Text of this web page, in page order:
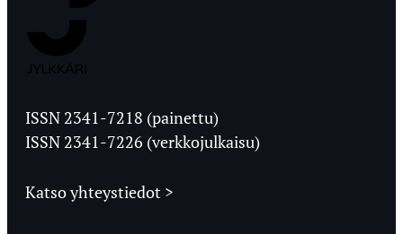
Ylioppilaslehti
ISSN 2341-7218 (painettu)
ISSN 2341-7226 (verkkojulkaisu)
Katso yhteystiedot >